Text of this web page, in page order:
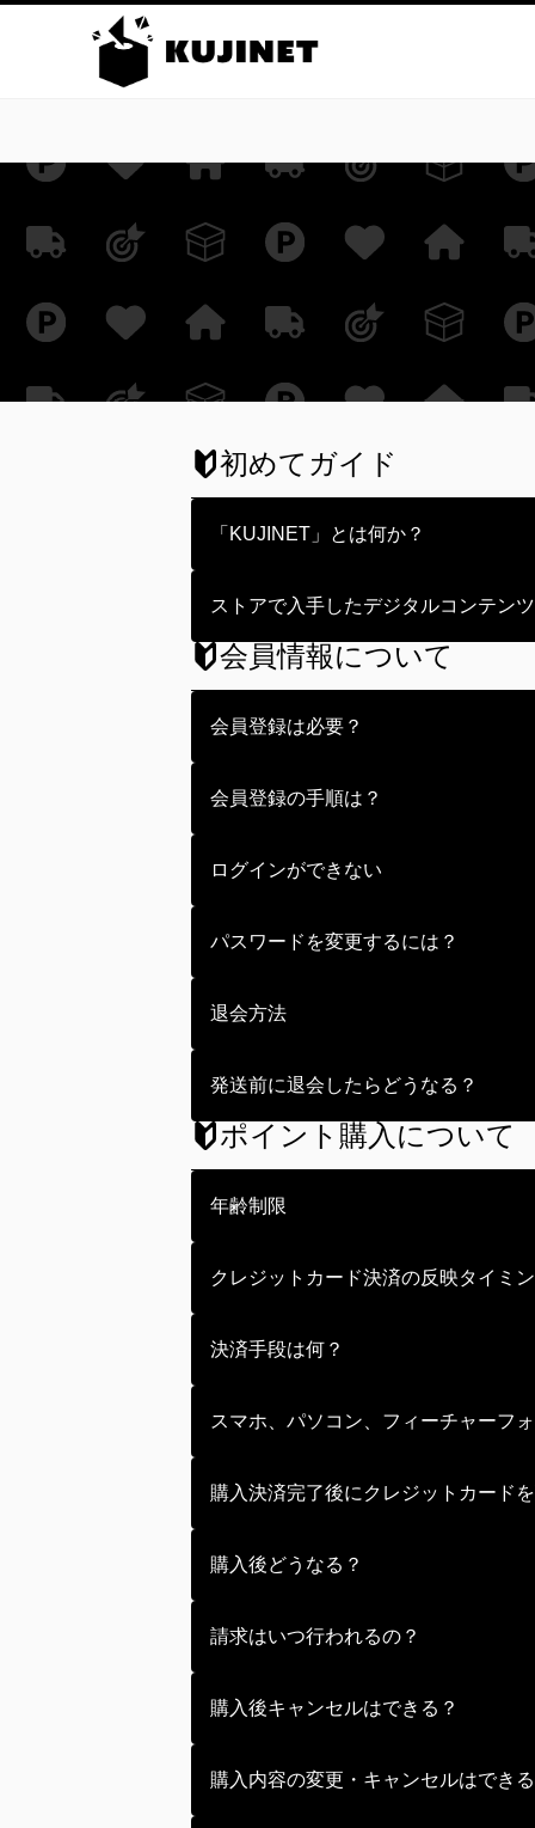
初めてガイド
「KUJINET」とは何か？
1枚から購入できる、ハズレなし
ストアで入手したデジタルコンテン
ストアにしか存在しないデジタル
ストアにて入手したデジタルコン
会員情報について
会員登録は必要？
くじのご購入には会員登録が必要で
会員登録の手順は？
ログインページ（https://
Lより本登録を行ってください。
ログインができない
ID（登録メールアドレス）やパス
い。
パスワードを変更するには？
ログイン前にパスワードを変更し
ログイン後にパスワードを変更し
退会方法
退会されたい場合はマイページの
発送前に退会したらどうなる？
配送準備が整い次第商品は発送さ
ポイント購入について
年齢制限
年齢制限は特別設けておりません。
返品の受付はできかねます。
クレジットカード決済の反映タイミ
決済はお支払い手続き後に即時で行
決済手段は何？
クレジットカード（VISA、
スマホ、パソコン、フィーチャーフ
スマートフォン（iOS・Android）
購入決済完了後にクレジットカード
購入決済完了後に決済に使用した
また、購入決済前であればポイン
購入後どうなる？
ご購入いただきますと所定数の所
請求はいつ行われるの？
ポイント購入時、即時ご請求とい
※何らかの事情によりキャンセル
購入後キャンセルはできる？
決済が完了した時点でポイントが
購入内容の変更・キャンセルはできる